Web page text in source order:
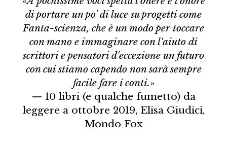
di portare un po' di luce su progetti come
Fanta-scienza, che è un modo per toccare
con mano e immaginare con l'aiuto di
scrittori e pensatori d'eccezione un futuro
con cui stiamo capendo non sarà sempre
facile fare i conti.»
— 10 libri (e qualche fumetto) da
leggere a ottobre 2019, Elisa Giudici,
Mondo Fox